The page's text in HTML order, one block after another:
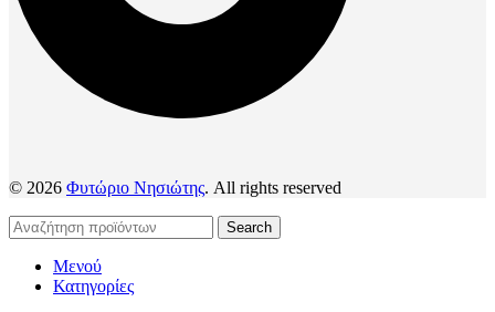
© 2026 Φυτώριο Νησιώτης. All rights reserved
Search
Μενού
Κατηγορίες